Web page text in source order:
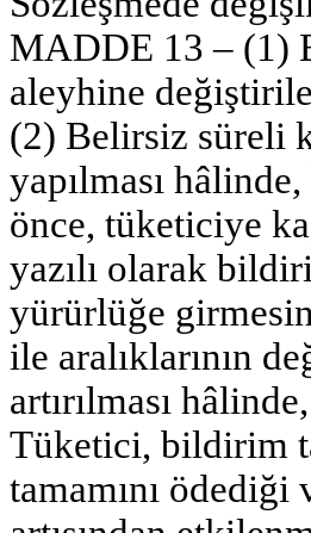
MADDE 13 – (1)
aleyhine
(2) Belirsiz süreli
yapılması
önce, tüketiciye
yazılı olarak
yürürlüğe
ile aralıklarının
artırılması
Tüketici, bildirim
tamamını